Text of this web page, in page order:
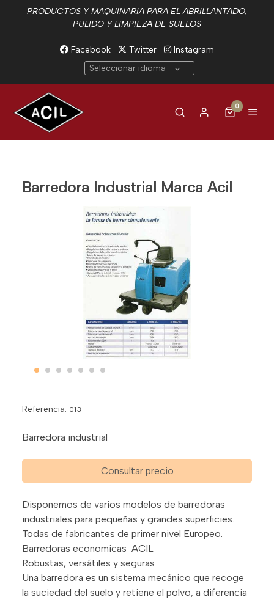
PRODUCTOS Y MAQUINARIA PARA EL ABRILLANTADO,
PULIDO Y LIMPIEZA DE SUELOS
Facebook Twitter
Instagram
Seleccionar idioma
0
Barredora Industrial Marca Acil
Referencia: 013
Barredora industrial
Consultar precio
Disponemos de varios modelos de barredoras
industriales para pequeñas y grandes superficies.
Todas de fabricantes de primer nivel Europeo.
Barredoras economicas ACIL
Robustas, versátiles y seguras
Una barredora es un sistema mecánico que recoge
la suciedad del suelo y retiene el polvo, a diferencia